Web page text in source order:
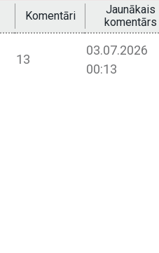
Komentāri
Jaunākais
komentārs
13
03.07.2026
00:13